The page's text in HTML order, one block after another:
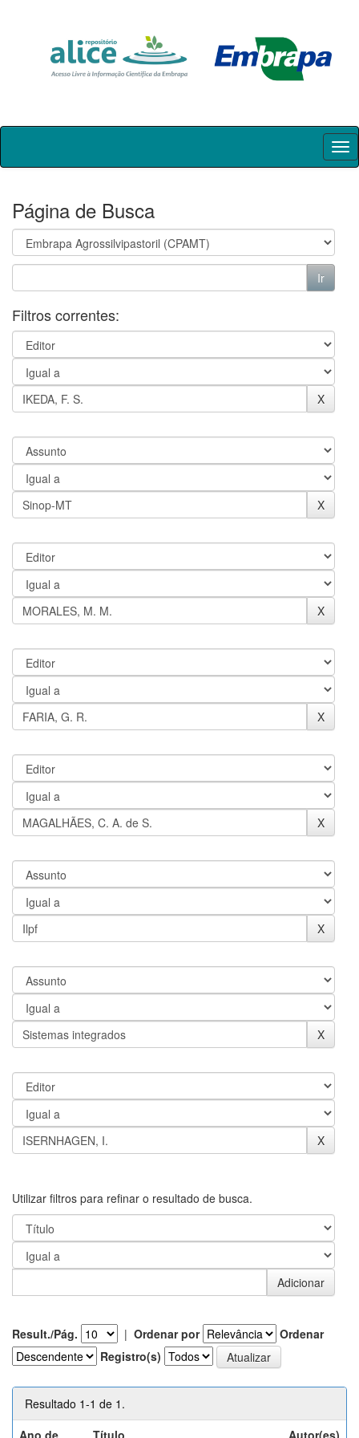
Skip
Página de Busca
Filtros correntes:
Utilizar filtros para refinar o resultado de busca.
Result./Pág. | Ordenar por
Ordenar
Registro(s)
Resultado 1-1 de 1.
Ano de
Título Autor(es)